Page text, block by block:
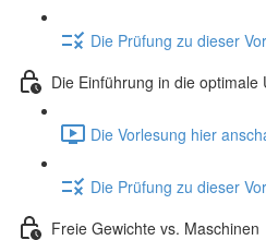
Die Prüfung zu dieser
Die Einführung in die optimale
Die Vorlesung hier
Die Prüfung zu dieser
Freie Gewichte vs. Maschinen